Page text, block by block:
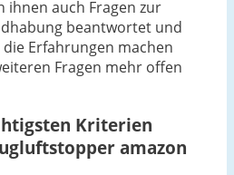
ihnen auch Fragen zur
beantwortet und
Erfahrungen machen
Fragen mehr offen
Kriterien
amazon